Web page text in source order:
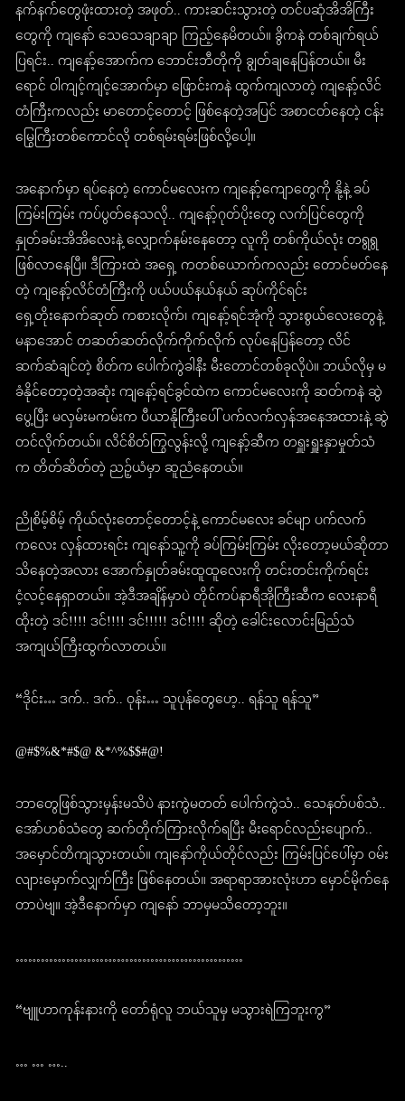
နက်နက်တွေဖုံးထားတဲ့ အဖုတ်.. ကားဆင်းသွားတဲ့ တင်ပဆုံအိအိကြီး
တွေကို ကျနော် သေသေချာချာ ကြည့်နေမိတယ်။ ခွိကနဲ တစ်ချက်ရယ်
ပြရင်း.. ကျနော့်အောက်က ဘောင်းဘီတိုကို ချွတ်ချနေပြန်တယ်။ မီး
ရောင် ဝါကျင့်ကျင့်အောက်မှာ ဖြောင်းကနဲ ထွက်ကျလာတဲ့ ကျနော့်လိင်
တံကြီးကလည်း မာတောင့်တောင့် ဖြစ်နေတဲ့အပြင် အစာငတ်နေတဲ့ ငန်း
မြွေကြီးတစ်ကောင်လို တစ်ရမ်းရမ်းဖြစ်လို့ပေါ့။
အနောက်မှာ ရပ်နေတဲ့ ကောင်မလေးက ကျနော့်ကျောတွေကို နို့နဲ့ ခပ်
ကြမ်းကြမ်း ကပ်ပွတ်နေသလို.. ကျနော့်ဂုတ်ပိုးတွေ လက်ပြင်တွေကို
နှုတ်ခမ်းအိအိလေးနဲ့ လျှောက်နမ်းနေတော့ လူကို တစ်ကိုယ်လုံး တရွရွ
ဖြစ်လာနေပြီ။ ဒီကြားထဲ အရှေ့ ကတစ်ယောက်ကလည်း တောင်မတ်နေ
တဲ့ ကျနော့်လိင်တံကြီးကို ပယ်ပယ်နယ်နယ် ဆုပ်ကိုင်ရင်း
ရှေ့တိုးနောက်ဆုတ် ကစားလိုက်၊ ကျနော့်ရင်အုံကို သွားစွယ်လေးတွေနဲ့
မနာအောင် တဆတ်ဆတ်လိုက်ကိုက်လိုက် လုပ်နေပြန်တော့ လိင်
ဆက်ဆံချင်တဲ့ စိတ်က ပေါက်ကွဲခါနီး မီးတောင်တစ်ခုလိုပဲ။ ဘယ်လိုမှ မ
ခံနိုင်တော့တဲ့အဆုံး ကျနော့်ရင်ခွင်ထဲက ကောင်မလေးကို ဆတ်ကနဲ ဆွဲ
ပွေ့ပြီး မလှမ်းမကမ်းက ပီယာနိုကြီးပေါ် ပက်လက်လှန်အနေအထားနဲ့ ဆွဲ
တင်လိုက်တယ်။ လိင်စိတ်ကြွလွန်းလို့ ကျနော့်ဆီက တရှူးရှူးနှာမှုတ်သံ
က တိတ်ဆိတ်တဲ့ ညဉ့်ယံမှာ ဆူညံနေတယ်။
ညိုစိမ့်စိမ့် ကိုယ်လုံးတောင့်တောင့်နဲ့ ကောင်မလေး ခင်မျာ ပက်လက်
ကလေး လှန်ထားရင်း ကျနော်သူ့ကို ခပ်ကြမ်းကြမ်း လိုးတော့မယ်ဆိုတာ
သိနေတဲ့အလား အောက်နှုတ်ခမ်းထူထူလေးကို တင်းတင်းကိုက်ရင်း
ငံ့လင့်နေရှာတယ်။ အဲ့ဒီအချိန်မှာပဲ တိုင်ကပ်နာရီအိုကြီးဆီက လေးနာရီ
ထိုးတဲ့ ဒင်!!!! ဒင်!!!! ဒင်!!!!! ဒင်!!!! ဆိုတဲ့ ခေါင်းလောင်းမြည်သံ
အကျယ်ကြီးထွက်လာတယ်။
“ဒိုင်း… ဒက်.. ဒက်.. ဝုန်း… သူပုန်တွေဟေ့.. ရန်သူ ရန်သူ”
@#$%&*#$@ &*^%$$#@!
ဘာတွေဖြစ်သွားမှန်းမသိပဲ နားကွဲမတတ် ပေါက်ကွဲသံ.. သေနတ်ပစ်သံ..
အော်ဟစ်သံတွေ ဆက်တိုက်ကြားလိုက်ရပြီး မီးရောင်လည်းပျောက်..
အမှောင်တိကျသွားတယ်။ ကျနော်ကိုယ်တိုင်လည်း ကြမ်းပြင်ပေါ်မှာ ဝမ်း
လျားမှောက်လျှက်ကြီး ဖြစ်နေတယ်။ အရာရာအားလုံးဟာ မှောင်မိုက်နေ
တာပဲဗျ။ အဲ့ဒီနောက်မှာ ကျနော် ဘာမှမသိတော့ဘူး။
………………………………………………
“ဗျူဟာကုန်းနားကို တော်ရုံလူ ဘယ်သူမှ မသွားရဲကြဘူးကွ”
… … …..